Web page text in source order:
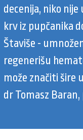
decenija, niko nije
krv iz pupčanika
Štaviše -
regenerišu
može značiti šire
dr Tomasz